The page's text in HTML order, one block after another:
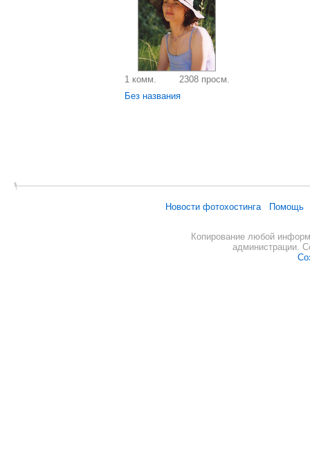
1 комм.
2308 просм.
Без названия
Новости фотохостинга Помощь
Копирование любой
администрации.